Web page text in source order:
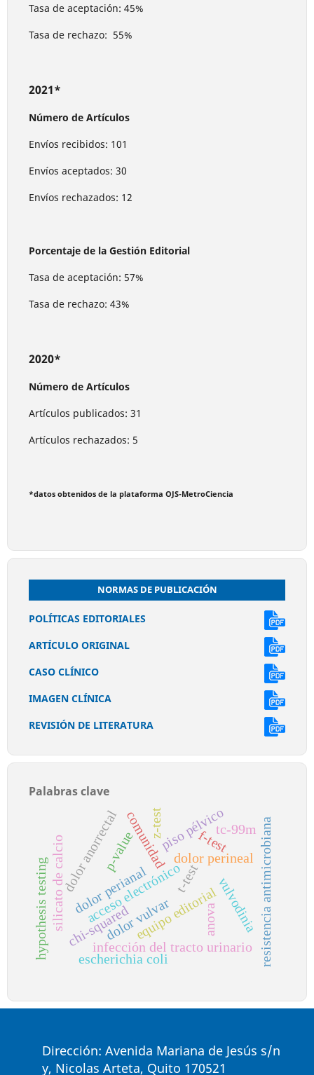
Tasa de aceptación: 45%
Tasa de rechazo: 55%
2021*
Número de Artículos
Envíos recibidos: 101
Envíos aceptados: 30
Envíos rechazados: 12
Porcentaje de la Gestión Editorial
Tasa de aceptación: 57%
Tasa de rechazo: 43%
2020*
Número de Artículos
Artículos publicados: 31
Artículos rechazados: 5
*datos obtenidos de la plataforma OJS-MetroCiencia
NORMAS DE PUBLICACIÓN
POLÍTICAS EDITORIALES
ARTÍCULO ORIGINAL
CASO CLÍNICO
IMAGEN CLÍNICA
REVISIÓN DE LITERATURA
Palabras clave
equipo editorial
acceso electrónico
infección del tracto urinario
comunidad
escherichia coli resistencia antimicrobiana
dolor perineal
vulvodinia
dolor vulvar
dolor perianal
piso pélvico
dolor anorrectal
silicato de calcio
hypothesis testing
p-value
z-test
t-test
anova
chi-squared
f-testtc-99m
Dirección: Avenida Mariana de Jesús s/n
y, Nicolas Arteta, Quito 170521